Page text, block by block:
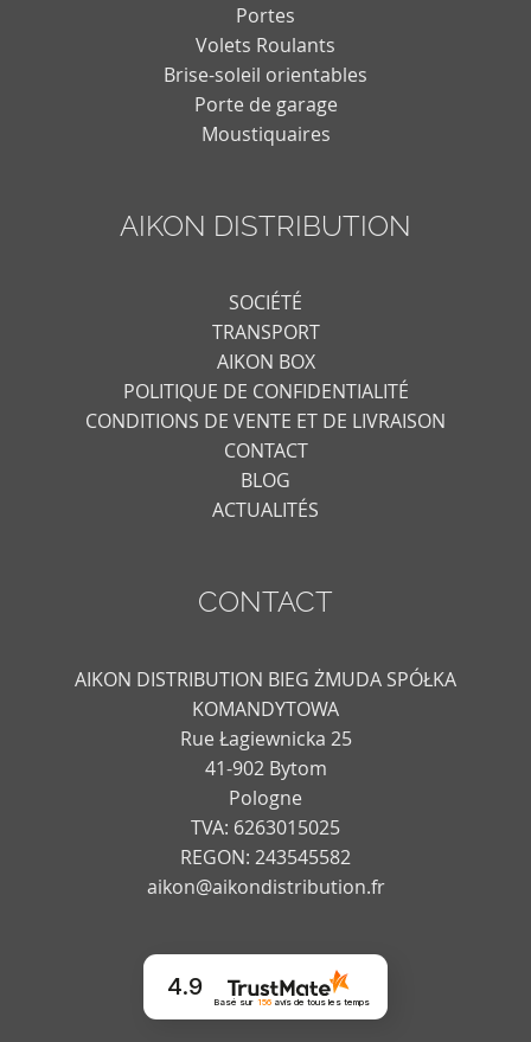
Portes
Volets Roulants
Brise-soleil orientables
Porte de garage
Moustiquaires
AIKON DISTRIBUTION
SOCIÉTÉ
TRANSPORT
AIKON BOX
POLITIQUE DE CONFIDENTIALITÉ
CONDITIONS DE VENTE ET DE LIVRAISON
CONTACT
BLOG
ACTUALITÉS
CONTACT
AIKON DISTRIBUTION BIEG ŻMUDA SPÓŁKA
KOMANDYTOWA
Rue Łagiewnicka 25
41-902 Bytom
Pologne
TVA: 6263015025
REGON: 243545582
aikon@aikondistribution.fr
4.9
Basé sur 156avis de tous les temps